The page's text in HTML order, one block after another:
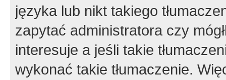
języka lub nikt takiego
zapytać administratora czy
interesuje a jeśli takie
wykonać takie tłumaczenie.